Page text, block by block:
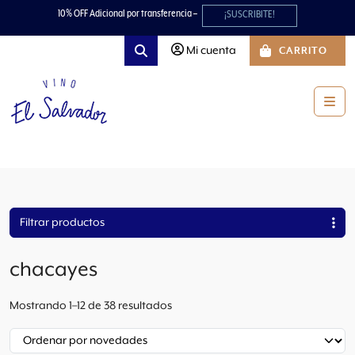
Skip to content
Skip to footer10% OFF Adicional por transferencia – ¡SUSCRIBITE!
Search
Mi cuenta CARRITO
Filtrar productos
chacayes
Mostrando 1–12 de 38 resultadosO